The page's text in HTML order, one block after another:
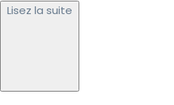
Lisez la suite